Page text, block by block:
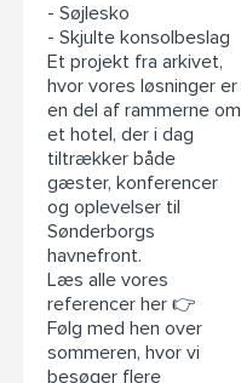
- Søjlesko
- Skjulte konsolbeslag
Et projekt fra arkivet,
hvor vores løsninger er
en del af rammerne om
et hotel, der i dag
tiltrækker både
gæster, konferencer
og oplevelser til
Sønderborgs
havnefront.
Læs alle vores
referencer her 👉
Følg med hen over
sommeren, hvor vi
besøger flere